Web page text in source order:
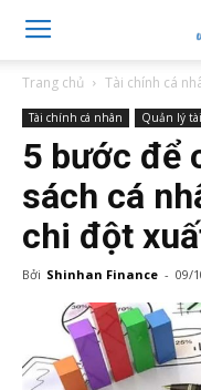
Trang chủ Tài chính cá
Tài chính cá nhân Quản lý
5 bước để
sách cá
chi đột
Bởi Shinhan Finance - 09/